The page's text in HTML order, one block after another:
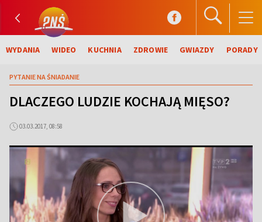
WYDANIA WIDEO KUCHNIA ZDROWIE GWIAZDY PORADY
PYTANIE NA ŚNIADANIE
DLACZEGO LUDZIE KOCHAJĄ MIĘSO?
03.03.2017, 08:58